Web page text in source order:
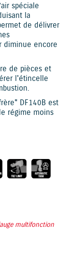
spéciale
la
de délivrer
diminue encore
de pièces et
l'étincelle
DF140B est
régime moins
multifonction